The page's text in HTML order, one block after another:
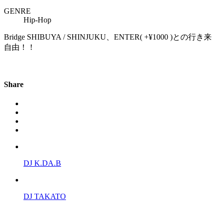
GENRE
Hip-Hop
Bridge SHIBUYA / SHINJUKU、ENTER( +¥1000 )との行き来
自由！！
Share
DJ K.DA.B
DJ TAKATO